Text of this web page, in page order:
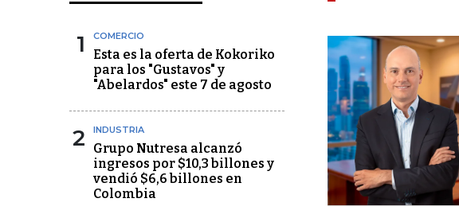
1 COMERCIO
Esta es la oferta de Kokoriko
para los "Gustavos" y
"Abelardos" este 7 de agosto
2 INDUSTRIA
Grupo Nutresa alcanzó
ingresos por $10,3 billones y
vendió $6,6 billones en
Colombia